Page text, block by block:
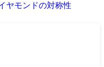
ヤモンドの対称性